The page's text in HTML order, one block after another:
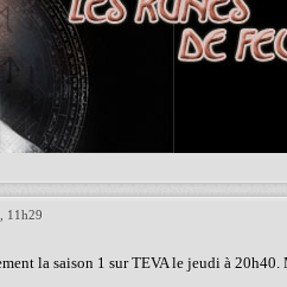
11h29
la saison 1 sur TEVA le jeudi à 20h40.